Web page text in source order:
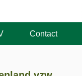
Contact